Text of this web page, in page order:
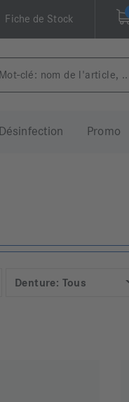
Fiche de Stock
Désinfection Promo
Denture: Tous